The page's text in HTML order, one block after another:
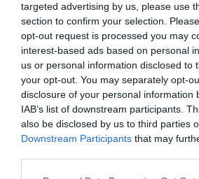
targeted advertising by us, please use
section to confirm your selection.
opt-out request is processed you may
interest-based ads based on personal
us or personal information disclosed to
your opt-out. You may separately opt-
disclosure of your personal information
IAB’s list of downstream participants.
also be disclosed by us to third parties
Downstream Participants that may
Κάποιοι παππούδες, για να
περισσότερο μπορούν τα
τους, τουςπαραχωρούν
όσο είναι ακόμα εν ζωή, ώστε οι
απαλλαχθούν από ένα
συμπληρώσουν το εισόδημά
σε άλλους ένα σπίτι.